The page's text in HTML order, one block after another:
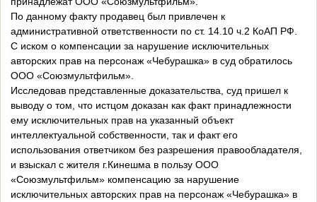
По данному факту продавец был привлечен к
административной ответственности по ст. 14.10 ч.2 КоАП РФ.
С иском о компенсации за нарушение исключительных
авторских прав на персонаж «Чебурашка» в суд обратилось
ООО «Союзмультфильм».
Исследовав представленные доказательства, суд пришел к
выводу о том, что истцом доказан как факт принадлежности
ему исключительных прав на указанный объект
интеллектуальной собственности, так и факт его
использования ответчиком без разрешения правообладателя,
и взыскал с жителя г.Кинешма в пользу ООО
«Союзмультфильм» компенсацию за нарушение
исключительных авторских прав на персонаж «Чебурашка» в